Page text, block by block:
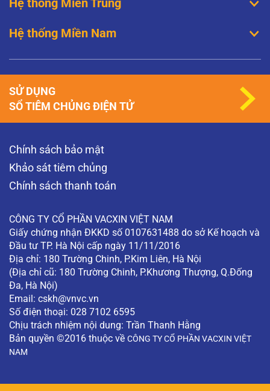
Hệ thống Miền Trung
Hệ thống Miền Nam
Chính sách bảo mật
Khảo sát tiêm chủng
Chính sách thanh toán
CÔNG TY CỔ PHẦN VACXIN VIỆT NAM
Giấy chứng nhận ĐKKD số 0107631488 do sở Kế hoạch và
Đầu tư TP. Hà Nội cấp ngày 11/11/2016
Địa chỉ: 180 Trường Chinh, P.Kim Liên, Hà Nội
(Địa chỉ cũ: 180 Trường Chinh, P.Khương Thượng, Q.Đống
Đa, Hà Nội)
Email: cskh@vnvc.vn
Số điện thoại: 028 7102 6595
Chịu trách nhiệm nội dung: Trần Thanh Hằng
Bản quyền ©2016 thuộc về CÔNG TY CỔ PHẦN VACXIN VIỆT
NAM
SỬ DỤNG
SỔ TIÊM CHỦNG ĐIỆN TỬ